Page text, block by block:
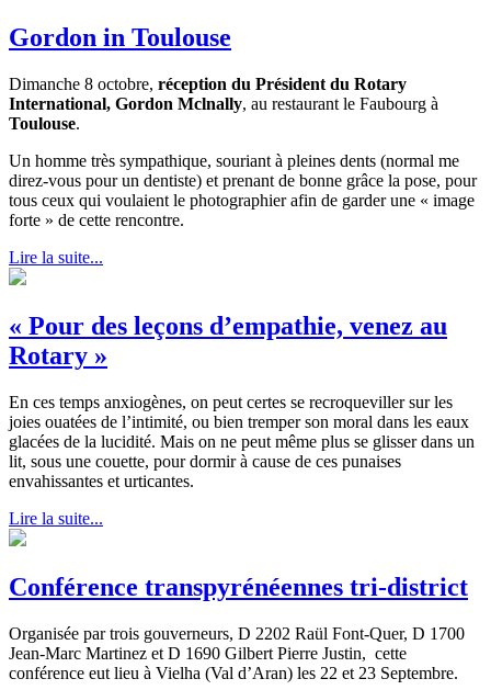
Gordon in Toulouse
Dimanche 8 octobre, réception du Président du Rotary
International, Gordon Mclnally, au restaurant le Faubourg à
Toulouse.
Un homme très sympathique, souriant à pleines dents (normal me
direz-vous pour un dentiste) et prenant de bonne grâce la pose, pour
tous ceux qui voulaient le photographier afin de garder une « image
forte » de cette rencontre.
Lire la suite...
« Pour des leçons d’empathie, venez au
Rotary »
En ces temps anxiogènes, on peut certes se recroqueviller sur les
joies ouatées de l’intimité, ou bien tremper son moral dans les eaux
glacées de la lucidité. Mais on ne peut même plus se glisser dans un
lit, sous une couette, pour dormir à cause de ces punaises
envahissantes et urticantes.
Lire la suite...
Conférence transpyrénéennes tri-district
Organisée par trois gouverneurs, D 2202 Raül Font-Quer, D 1700
Jean-Marc Martinez et D 1690 Gilbert Pierre Justin, cette
conférence eut lieu à Vielha (Val d’Aran) les 22 et 23 Septembre.